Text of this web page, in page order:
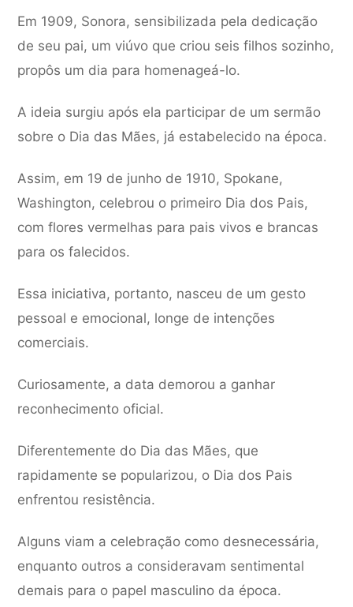
Em 1909, Sonora, sensibilizada pela dedicação
de seu pai, um viúvo que criou seis filhos sozinho,
propôs um dia para homenageá-lo.
A ideia surgiu após ela participar de um sermão
sobre o Dia das Mães, já estabelecido na época.
Assim, em 19 de junho de 1910, Spokane,
Washington, celebrou o primeiro Dia dos Pais,
com flores vermelhas para pais vivos e brancas
para os falecidos.
Essa iniciativa, portanto, nasceu de um gesto
pessoal e emocional, longe de intenções
comerciais.
Curiosamente, a data demorou a ganhar
reconhecimento oficial.
Diferentemente do Dia das Mães, que
rapidamente se popularizou, o Dia dos Pais
enfrentou resistência.
Alguns viam a celebração como desnecessária,
enquanto outros a consideravam sentimental
demais para o papel masculino da época.